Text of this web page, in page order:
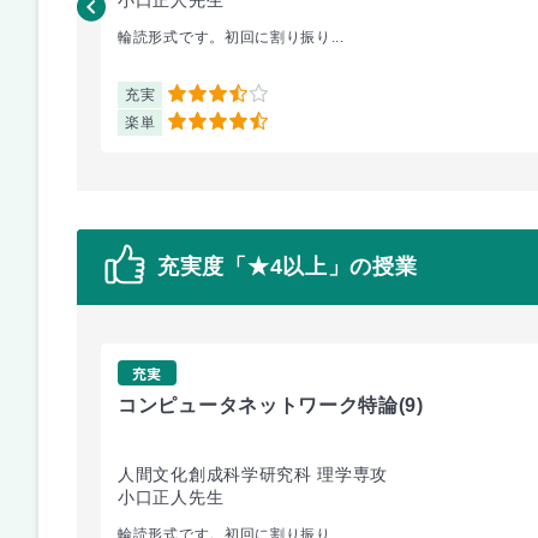
輪読形式です。初回に割り振り...
充実 3.5
楽単 4.5
充実度「★4以上」の授業
充実
コンピュータネットワーク特論(9)
人間文化創成科学研究科 理学専攻
小口正人先生
輪読形式です。初回に割り振り...